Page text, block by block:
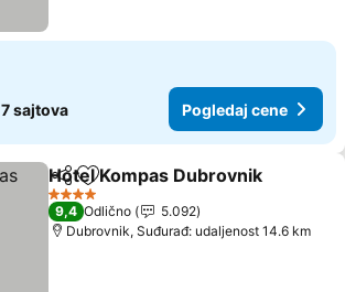
7 sajtova Pogledaj cene
Deli Dodati u favorite
Hotel Kompas Dubrovnik
4 Zvezdice
9,4 Odlično
5.092
Dubrovnik, Suđurađ: udaljenost 14.6 km